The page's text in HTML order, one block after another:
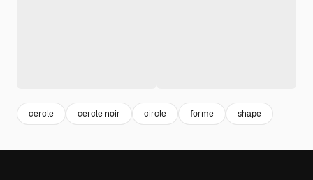
cercle cercle noir circle forme shape